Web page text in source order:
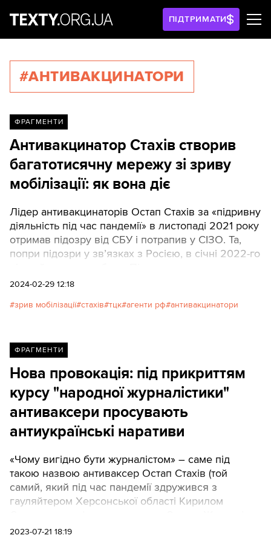
ПІДТРИМАТИ
#АНТИВАКЦИНАТОРИ
ФРАГМЕНТИ
Антивакцинатор Стахів створив
багатотисячну мережу зі зриву
мобілізації: як вона діє
Лідер антивакцинаторів Остап Стахів за «підривну
діяльність під час пандемії» в листопаді 2021 року
отримав підозру від СБУ і потрапив у СІЗО. Та,
попри підозри у звʼязках з Росією, в січні 2022-го
повномасштабного вторгнення РФ Стахів взявся
2024-02-29 12:18
зрив мобілізації стахів тцк агенти рф антивакцинатори
ФРАГМЕНТИ
Нова провокація: під прикриттям
курсу "народної журналістики"
антиваксери просувають
антиукраїнські наративи
«Чому вигідно бути журналістом» – саме під
такою назвою антиваксер Остап Стахів (той
самий, який під час пандемії здружився з
гауляйтером Херсонської області Кирилом
під проводом «Журналістської боєвої
2023-07-21 18:19